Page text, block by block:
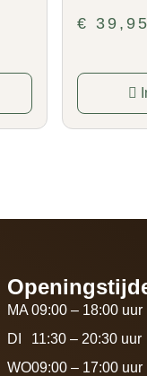
€ 39,95
MA
DI
WO
09:00 – 18:00 uur
11:30 – 20:30 uur
09:00 – 17:00 uur